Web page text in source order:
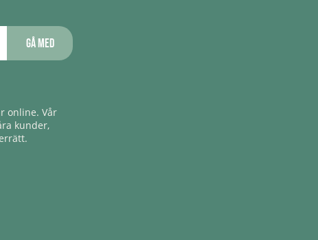
Gå med
online. Vår
kunder,